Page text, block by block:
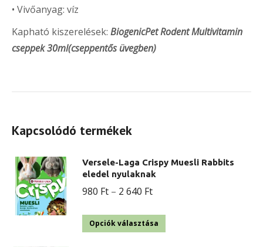
• Vivőanyag: víz
Kapható kiszerelések: BiogenicPet Rodent Multivitamin
cseppek 30ml(cseppentős üvegben)
Kapcsolódó termékek
Versele-Laga Crispy Muesli Rabbits
eledel nyulaknak
980 Ft – 2 640 FtÁrtartomány:
-
Opciók választása